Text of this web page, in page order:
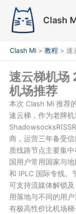
Clash
Clash Mi > 教程 > 速
速云梯机
机场推荐
本次 Clash Mi 推荐
速云梯，作为老牌
商，运营三年备受
质线路节点主要集
国用户常用国家与
和 IPLC 国际专线。
可支持流媒体解锁
用落地与不同的用
有极高性价比机场梯